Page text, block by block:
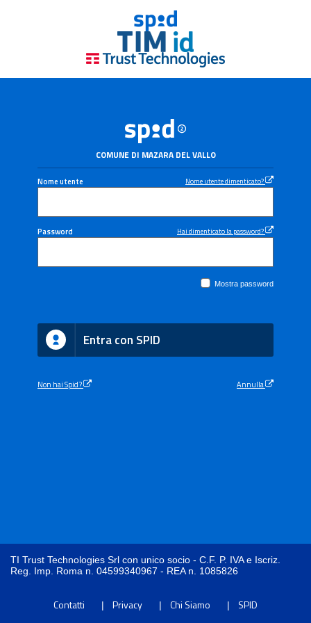
COMUNE DI MAZARA DEL VALLO
Nome utente Nome utente dimenticato?
Password Hai dimenticato la password?
Mostra password
Entra con SPID
Non hai Spid? Annulla
TI Trust Technologies Srl con unico socio - C.F. P. IVA e Iscriz.
Reg. Imp. Roma n. 04599340967 - REA n. 1085826
Contatti Privacy Chi Siamo SPID